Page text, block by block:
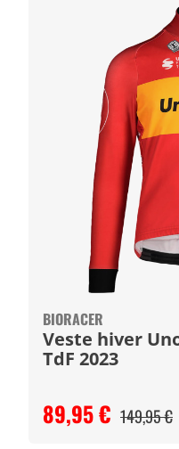
BIORACER
Veste hiver
TdF 2023
89,95 € 149,95 €